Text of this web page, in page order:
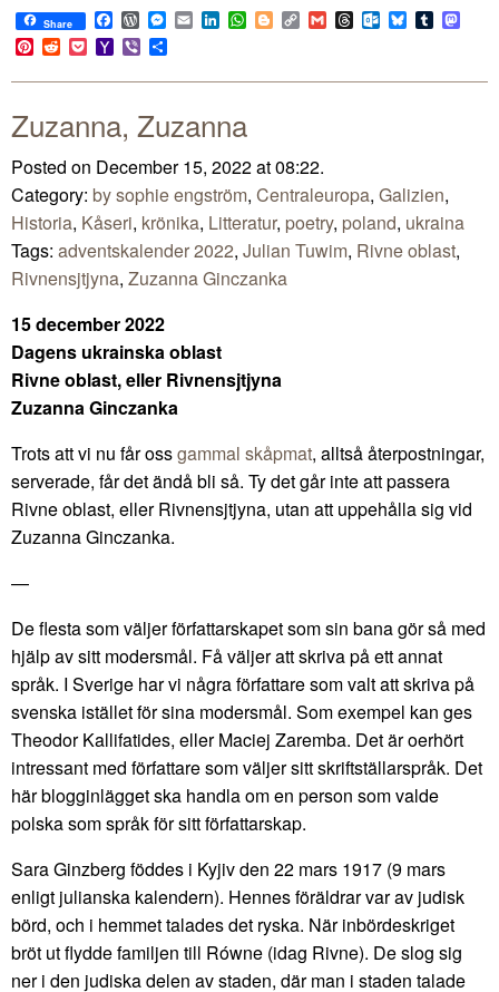
Share Facebook
WordPress
Messenger
EmailLinkedIn
WhatsApp
BloggerCopy
Link
GmailThreadsOutlook.com
BlueskyTumblr
Pinterest
RedditPocketYahoo
Mail
Viber
Zuzanna, Zuzanna
Posted on December 15, 2022 at 08:22.
Category: by sophie engström, Centraleuropa, Galizien,
Historia, Kåseri, krönika, Litteratur, poetry, poland, ukraina
Tags: adventskalender 2022, Julian Tuwim, Rivne oblast,
Rivnensjtjyna, Zuzanna Ginczanka
15 december 2022
Dagens ukrainska oblast
Rivne oblast, eller Rivnensjtjyna
Zuzanna Ginczanka
Trots att vi nu får ossgammal skåpmat, alltså återpostningar,
serverade, får det ändå bli så. Ty det går inte att passera
Rivne oblast, eller Rivnensjtjyna, utan att uppehålla sig vid
Zuzanna Ginczanka.
—
De flesta som väljer författarskapet som sin bana gör så med
hjälp av sitt modersmål. Få väljer att skriva på ett annat
språk. I Sverige har vi några författare som valt att skriva på
svenska istället för sina modersmål. Som exempel kan ges
Theodor Kallifatides, eller Maciej Zaremba. Det är oerhört
intressant med författare som väljer sitt skriftställarspråk. Det
här blogginlägget ska handla om en person som valde
polska som språk för sitt författarskap.
Sara Ginzberg föddes i Kyjiv den 22 mars 1917 (9 mars
enligt julianska kalendern). Hennes föräldrar var av judisk
börd, och i hemmet talades det ryska. När inbördeskriget
bröt ut flydde familjen till Równe (idag Rivne). De slog sig
ner i den judiska delen av staden, där man i staden talade